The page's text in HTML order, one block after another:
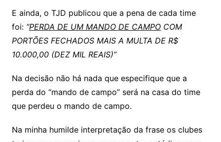
E ainda, o TJD publicou que a pena de cada time
foi: “PERDA DE UM MANDO DE CAMPOCOM
PORTÕES FECHADOS MAIS A MULTA DE R$
10.000,00 (DEZ MIL REAIS)”
Na decisão não há nada que especifique que a
perda do “mando de campo” será na casa do time
que perdeu o mando de campo.
Na minha humilde interpretação da frase os clubes